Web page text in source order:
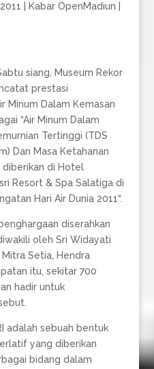
Kabar OpenMadiun
siang, Museum Rekor
prestasi
Minum Dalam Kemasan
“Air Minum Dalam
Tertinggi (TDS
Dan Masa Ketahanan
diberikan di Hotel
Resort & Spa Salatiga di
Hari Air Dunia 2011“.
diserahkan
oleh Sri Widayati
Setia, Hendra
itu, sekitar 700
hadir untuk
adalah sebuah bentuk
yang diberikan
bidang dalam